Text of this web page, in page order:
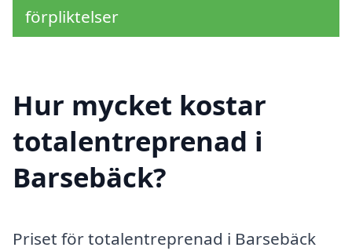
förpliktelser
Hur mycket kostar
totalentreprenad i
Barsebäck?
Priset för totalentreprenad i Barsebäck